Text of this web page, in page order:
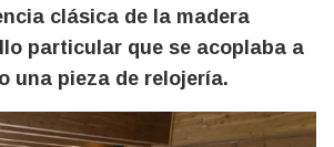
clásica de la madera
particular que se acoplaba a
una pieza de relojería.